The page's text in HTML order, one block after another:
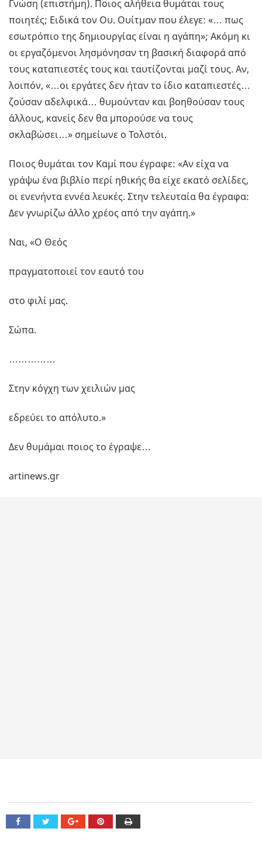
Γνώση (επιστήμη). Ποιος αλήθεια θυμάται τους
ποιητές; Ειδικά τον Ου. Ουίτμαν που έλεγε: «… πως
εσωτρόπιο της δημιουργίας είναι η αγάπη»; Ακόμη κι
οι εργαζόμενοι λησμόνησαν τη βασική διαφορά από
τους καταπιεστές τους και ταυτίζονται μαζί τους. Αν,
λοιπόν, «…οι εργάτες δεν ήταν το ίδιο καταπιεστές…
ζούσαν αδελφικά… θυμούνταν και βοηθούσαν τους
άλλους, κανείς δεν θα μπορούσε να τους
σκλαβώσει…» σημείωνε ο Τολστόι.
Ποιος θυμάται τον Καμί που έγραφε: «Αν είχα να
γράψω ένα βιβλίο περί ηθικής θα είχε εκατό σελίδες,
οι ενενήντα εννέα λευκές. Στην τελευταία θα έγραφα:
Δεν γνωρίζω άλλο χρέος από την αγάπη.»
Ναι, «Ο Θεός
πραγματοποιεί τον εαυτό του
στο φιλί μας.
Σώπα.
……………
Στην κόγχη των χειλιών μας
εδρεύει το απόλυτο.»
Δεν θυμάμαι ποιος το έγραψε…
artinews.gr